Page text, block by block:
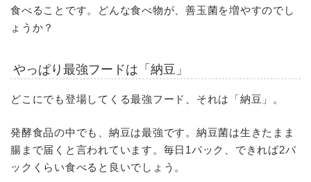
食べることです。どんな食べ物が、善玉菌を増やすのでし
ょうか？
やっぱり最強フードは「納豆」
どこにでも登場してくる最強フード、それは「納豆」。
発酵食品の中でも、納豆は最強です。納豆菌は生きたまま
腸まで届くと言われています。毎日1パック、できれば2パ
ックくらい食べると良いでしょう。